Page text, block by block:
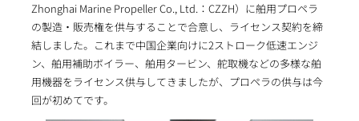
Zhonghai Marine Propeller Co., Ltd.：CZZH）に舶用プロペラ
の製造・販売権を供与することで合意し、ライセンス契約を締
結しました。これまで中国企業向けに2ストローク低速エンジ
ン、舶用補助ボイラー、舶用タービン、舵取機などの多様な舶
用機器をライセンス供与してきましたが、プロペラの供与は今
回が初めてです。